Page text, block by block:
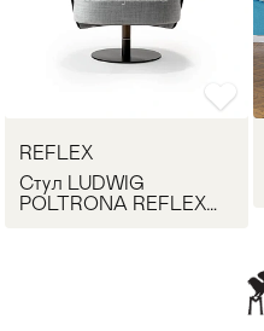
REFLEX
Стул LUDWIG
POLTRONA REFLEX